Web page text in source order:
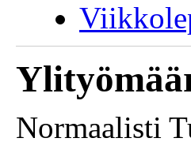
Normaalisti